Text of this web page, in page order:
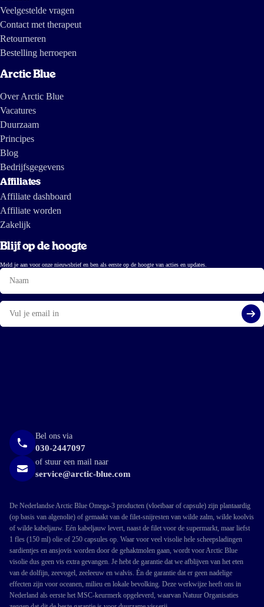
Veelgestelde vragen
Contact met therapeut
Retourneren
Bestelling herroepen
Arctic Blue
Over Arctic Blue
Vacatures
Duurzaam
Principes
Blog
Bedrijfsgegevens
Affiliates
Affiliate dashboard
Affiliate worden
Zakelijk
Blijf op de hoogte
Meld je aan voor onze nieuwsbrief en ben als eerste op de hoogte van acties en updates.
Naam
E-
mail
Bel ons via
030-2447097
of stuur een mail naar
service@arctic-blue.com
De Nederlandse Arctic Blue Omega-3 producten (vloeibaar of capsule) zijn plantaardig
(op basis van algenolie) of gemaakt van de filet-snijresten van wilde zalm, wilde koolvis
of wilde kabeljauw. Eén kabeljauw levert, naast de filet voor de supermarkt, maar liefst
1 fles (150 ml) olie of 250 capsules op. Waar voor veel visolie hele scheepsladingen
sardientjes en ansjovis worden door de gehaktmolen gaan, wordt voor Arctic Blue
visolie dus geen vis extra gevangen. Je hebt de garantie dat we afblijven van het eten
van de dolfijn, zeevogel, zeeleeuw en walvis. Én de garantie dat er geen nadelige
effecten zijn voor oceanen, milieu en lokale bevolking. Deze werkwijze heeft ons in
Nederland als eerste het MSC-keurmerk opgeleverd, waarvan Natuur Organisaties